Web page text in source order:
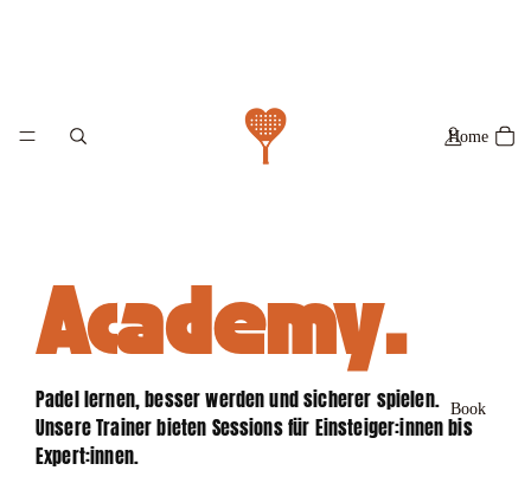
Home
Book
Academy.
Padel lernen, besser werden und sicherer spielen.
Unsere Trainer bieten Sessions für Einsteiger:innen bis
Expert:innen.